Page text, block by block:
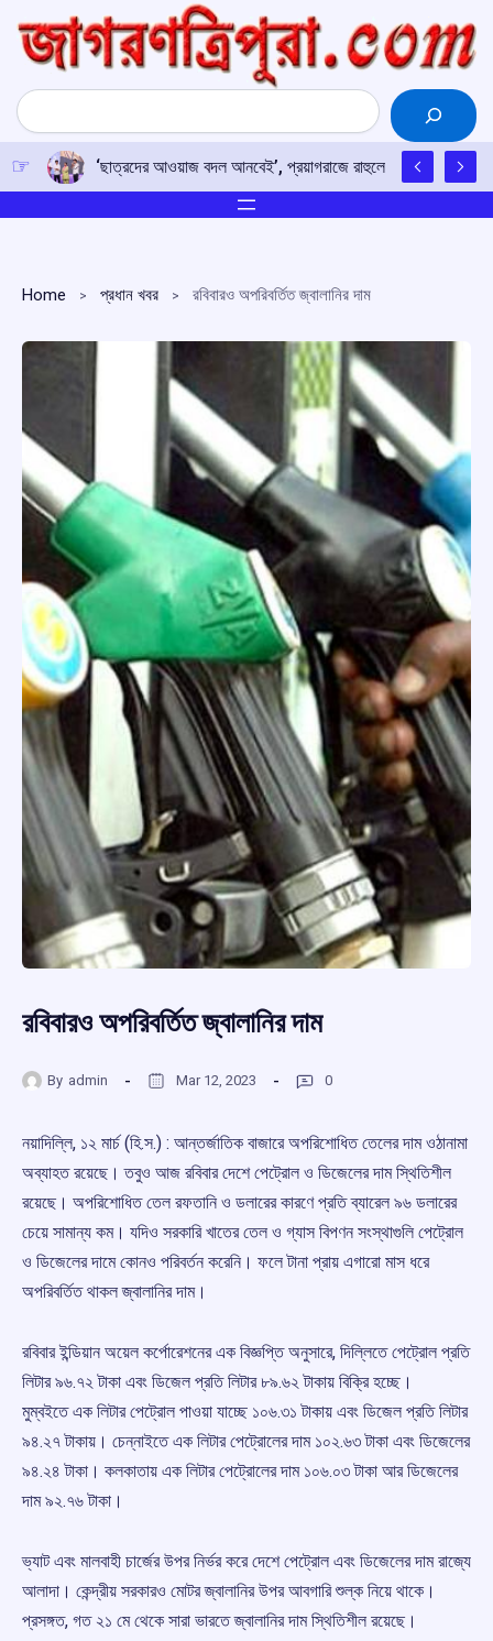
content
Search
‘ছাত্রদের আওয়াজ বদল আনবেই’, প্রয়াগরাজে রাহুলের হুঙ্কার
Home প্রধান খবর রবিবারও অপরিবর্তিত জ্বালানির দাম
রবিবারও অপরিবর্তিত জ্বালানির দাম
By admin Mar 12, 2023 0
নয়াদিল্লি, ১২ মার্চ (হি.স.) : আন্তর্জাতিক বাজারে অপরিশোধিত তেলের দাম ওঠানামা
অব্যাহত রয়েছে। তবুও আজ রবিবার দেশে পেট্রোল ও ডিজেলের দাম স্থিতিশীল
রয়েছে। অপরিশোধিত তেল রফতানি ও ডলারের কারণে প্রতি ব্যারেল ৯৬ ডলারের
চেয়ে সামান্য কম। যদিও সরকারি খাতের তেল ও গ্যাস বিপণন সংস্থাগুলি পেট্রোল
ও ডিজেলের দামে কোনও পরিবর্তন করেনি। ফলে টানা প্রায় এগারো মাস ধরে
অপরিবর্তিত থাকল জ্বালানির দাম।
রবিবার ইন্ডিয়ান অয়েল কর্পোরেশনের এক বিজ্ঞপ্তি অনুসারে, দিল্লিতে পেট্রোল প্রতি
লিটার ৯৬.৭২ টাকা এবং ডিজেল প্রতি লিটার ৮৯.৬২ টাকায় বিক্রি হচ্ছে।
মুম্বইতে এক লিটার পেট্রোল পাওয়া যাচ্ছে ১০৬.৩১ টাকায় এবং ডিজেল প্রতি লিটার
৯৪.২৭ টাকায়। চেন্নাইতে এক লিটার পেট্রোলের দাম ১০২.৬৩ টাকা এবং ডিজেলের
৯৪.২৪ টাকা। কলকাতায় এক লিটার পেট্রোলের দাম ১০৬.০৩ টাকা আর ডিজেলের
দাম ৯২.৭৬ টাকা।
ভ্যাট এবং মালবাহী চার্জের উপর নির্ভর করে দেশে পেট্রোল এবং ডিজেলের দাম রাজ্যে
আলাদা। কেন্দ্রীয় সরকারও মোটর জ্বালানির উপর আবগারি শুল্ক নিয়ে থাকে।
প্রসঙ্গত, গত ২১ মে থেকে সারা ভারতে জ্বালানির দাম স্থিতিশীল রয়েছে।